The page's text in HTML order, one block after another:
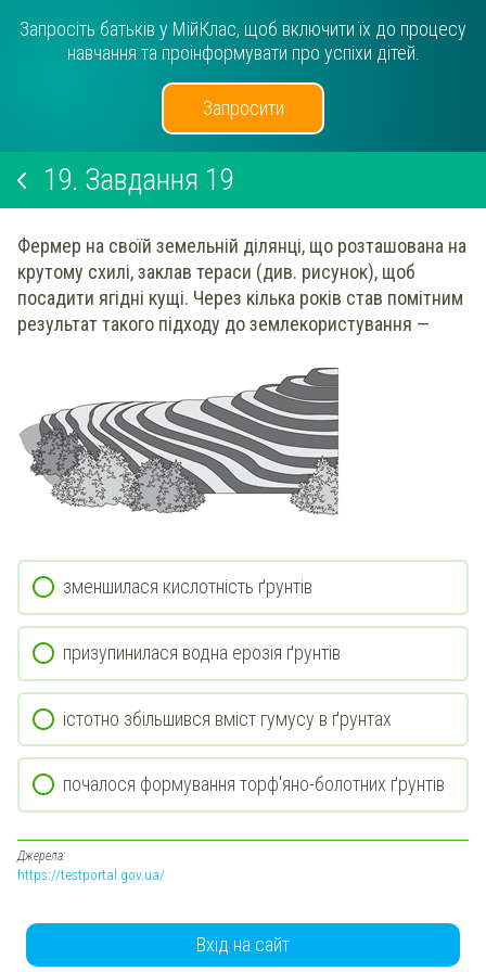
Запросіть батьків у МійКлас, щоб включити їх до процесу
навчання та проінформувати про успіхи дітей.
Запросити
19. Завдання 19
Фермер на своїй земельній ділянці, що розташована на
крутому схилі, заклав тераси (див. рисунок), щоб
посадити ягідні кущі. Через кілька років став помітним
результат такого підходу до землекористування —
зменшилася кислотність ґрунтів
призупинилася водна ерозія ґрунтів
істотно збільшився вміст гумусу в ґрунтах
почалося формування торф'яно-болотних ґрунтів
Джерела:
https://testportal.gov.ua/
Вхід на сайт